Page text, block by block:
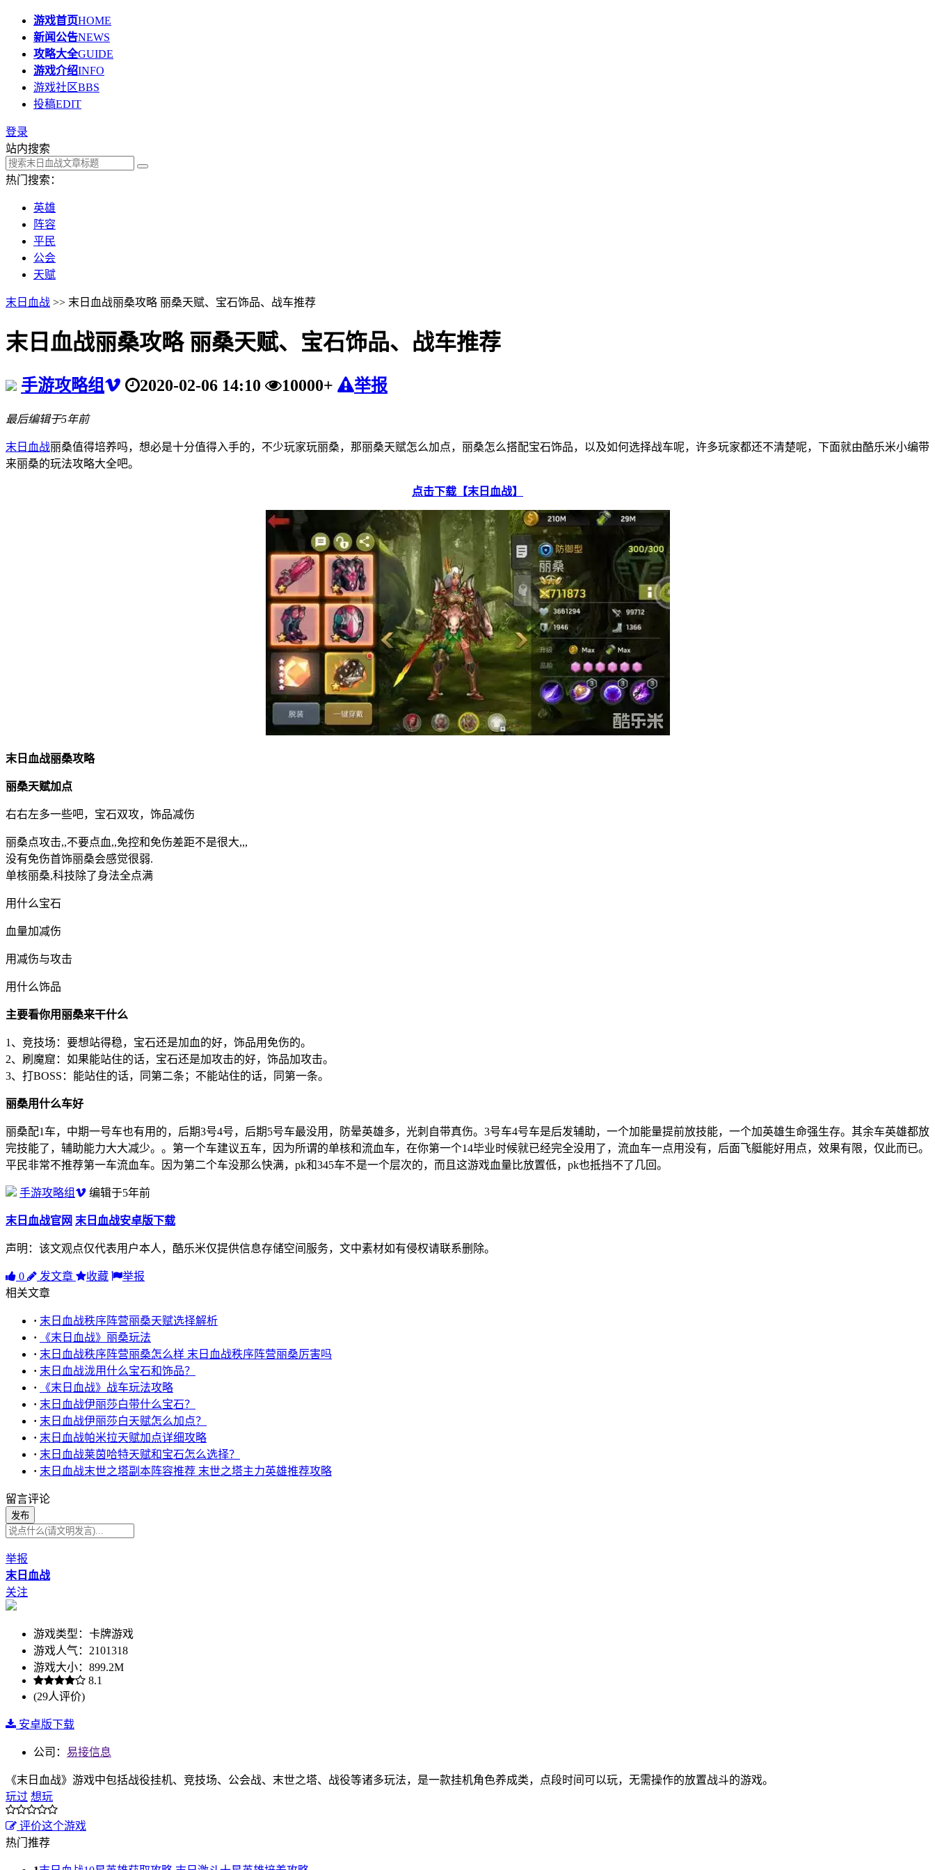
游戏首页HOME
新闻公告NEWS
攻略大全GUIDE
游戏介绍INFO
游戏社区BBS
投稿EDIT
登录
站内搜索
热门搜索：
英雄
阵容
平民
公会
天赋
末日血战 >> 末日血战丽桑攻略 丽桑天赋、宝石饰品、战车推荐
末日血战丽桑攻略 丽桑天赋、宝石饰品、战车推荐
手游攻略组 2020-02-06 14:10 10000+ 举报
最后编辑于5年前
末日血战丽桑值得培养吗，想必是十分值得入手的，不少玩家玩丽桑，那丽桑天赋怎么加点，丽桑怎么搭配宝石饰品，以及如何选择战车呢，许多玩家都还不清楚呢，下面就由酷乐米小编带
来丽桑的玩法攻略大全吧。
点击下载【末日血战】
末日血战丽桑攻略
丽桑天赋加点
右右左多一些吧，宝石双攻，饰品减伤
丽桑点攻击,,不要点血,,免控和免伤差距不是很大,,,
没有免伤首饰丽桑会感觉很弱.
单核丽桑,科技除了身法全点满
用什么宝石
血量加减伤
用减伤与攻击
用什么饰品
主要看你用丽桑来干什么
1、竞技场：要想站得稳，宝石还是加血的好，饰品用免伤的。
2、刷魔窟：如果能站住的话，宝石还是加攻击的好，饰品加攻击。
3、打BOSS：能站住的话，同第二条；不能站住的话，同第一条。
丽桑用什么车好
丽桑配1车，中期一号车也有用的，后期3号4号，后期5号车最没用，防晕英雄多，光刺自带真伤。3号车4号车是后发辅助，一个加能量提前放技能，一个加英雄生命强生存。其余车英雄都放
完技能了，辅助能力大大减少。。第一个车建议五车，因为所谓的单核和流血车，在你第一个14毕业时候就已经完全没用了，流血车一点用没有，后面飞艇能好用点，效果有限，仅此而已。
平民非常不推荐第一车流血车。因为第二个车没那么快满，pk和345车不是一个层次的，而且这游戏血量比放置低，pk也抵挡不了几回。
手游攻略组 编辑于5年前
末日血战官网 末日血战安卓版下载
声明：该文观点仅代表用户本人，酷乐米仅提供信息存储空间服务，文中素材如有侵权请联系删除。
0 发文章 收藏
举报
相关文章
· 末日血战秩序阵营丽桑天赋选择解析
·
《末日血战》丽桑玩法
· 末日血战秩序阵营丽桑怎么样 末日血战秩序阵营丽桑厉害吗
· 末日血战泷用什么宝石和饰品？
·
《末日血战》战车玩法攻略
· 末日血战伊丽莎白带什么宝石？
· 末日血战伊丽莎白天赋怎么加点？
· 末日血战帕米拉天赋加点详细攻略
· 末日血战莱茵哈特天赋和宝石怎么选择？
· 末日血战末世之塔副本阵容推荐 末世之塔主力英雄推荐攻略
留言评论
发布
举报
末日血战
关注
游戏类型：卡牌游戏
游戏人气：2101318
游戏大小：899.2M
8.1
(29人评价)
安卓版下载
公司： 易接信息
《末日血战》游戏中包括战役挂机、竞技场、公会战、末世之塔、战役等诸多玩法，是一款挂机角色养成类，点段时间可以玩，无需操作的放置战斗的游戏。
玩过 想玩
评价这个游戏
热门推荐